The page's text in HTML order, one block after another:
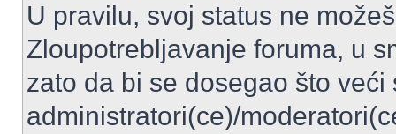
U pravilu, svoj status ne
Zloupotrebljavanje foruma, u
zato da bi se dosegao što
administratori(ce)/